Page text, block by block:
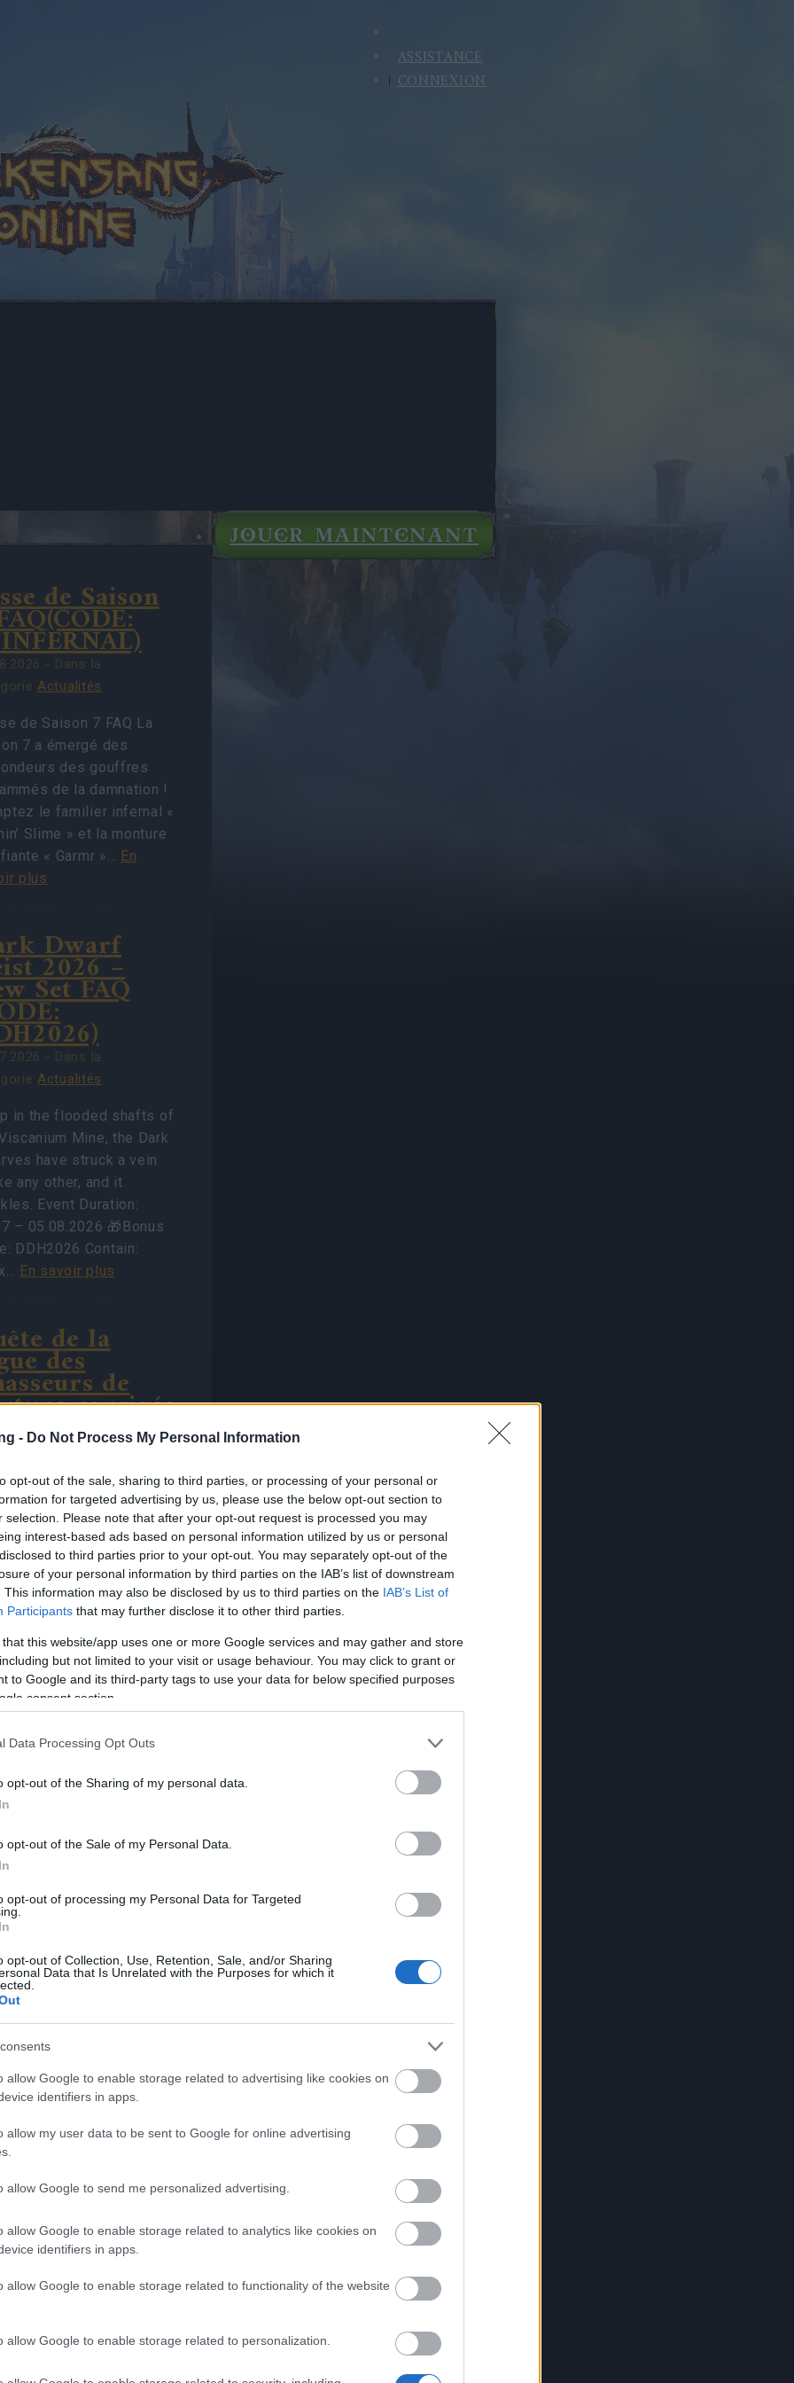
- Do Not Process My Personal Information
opt-out of the sale, sharing to third parties, or processing of your personal or
for targeted advertising by us, please use the below opt-out section to
selection. Please note that after your opt-out request is processed you may
interest-based ads based on personal information utilized by us or personal
to third parties prior to your opt-out. You may separately opt-out of the
of your personal information by third parties on the IAB’s list of downstream
This information may also be disclosed by us to third parties on the IAB’s List of
Participants that may further disclose it to other third parties.
that this website/app uses one or more Google services and may gather and store
but not limited to your visit or usage behaviour. You may click to grant or
to Google and its third-party tags to use your data for below specified purposes
consent section.
Data Processing Opt Outs
opt-out of the Sharing of my personal data.
opt-out of the Sale of my Personal Data.
opt-out of processing my Personal Data for Targeted
opt-out of Collection, Use, Retention, Sale, and/or Sharing
Data that Is Unrelated with the Purposes for which it
allow Google to enable storage related to advertising like cookies on
identifiers in apps.
allow my user data to be sent to Google for online advertising
allow Google to send me personalized advertising.
allow Google to enable storage related to analytics like cookies on
identifiers in apps.
allow Google to enable storage related to functionality of the website
allow Google to enable storage related to personalization.
ASSISTANCE
CONNEXION
JOUER MAINTENANT
de Saison
- Dans la
Actualités
de Saison 7 FAQ La
7 a émergé des
des gouffres
de la damnation !
le familier infernal «
Slime » et la monture
« Garmr »… En
plus
Dwarf
2026 –
Set FAQ
- Dans la
Actualités
in the flooded shafts of
Mine, the Dark
have struck a vein
any other, and it
Event Duration:
– 05.08.2026 🎁Bonus
DDH2026 Contain:
En savoir plus
de la
des de
corrigée
- Dans la
Actualités
de Dracania, Nous
rétabli les quêtes du
de Fortune dans le
suppression lors de
mise à jour n’était
intentionnelle. Il s’agit…
plus
de Saison
- Dans la
de Saison 7 FAQ La
des gouffres
de la damnation !
« Garmr »…
plus
Dwarf
2026 –
Set FAQ
- Dans la
Actualités
in the flooded shafts of
Mine, the Dark